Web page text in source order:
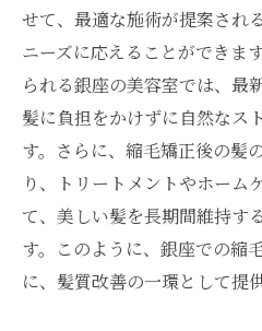
せて、最適な施術が提案され
ニーズに応えることができま
られる銀座の美容室では、最
髪に負担をかけずに自然なス
す。さらに、縮毛矯正後の髪
り、トリートメントやホーム
て、美しい髪を長期間維持す
す。このように、銀座での縮
に、髪質改善の一環として提